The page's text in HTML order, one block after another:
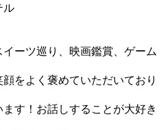
ル
ーツ巡り、映画鑑賞、ゲーム
をよく褒めていただいており
す！お話しすることが大好き